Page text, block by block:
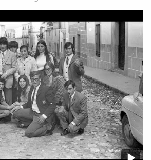
1960 y 1978, quiero hacer memoria
de las distintas...